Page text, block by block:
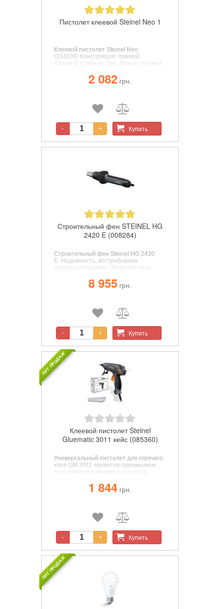
Пистолет клеевой Steinel Neo 1
Клеевой пистолет Steinel Neo
(334109) Конструкция: прямой.
Диаметр стержня 7мм. Длина стержня
Время нагрева 0.25 мин. Макс. рабочая
температура 170°С. Функции:
аккумулятор: встроенный. Напряжение
батареи 3.6 В.
2 082 грн.
- + Купить
Строительный фен STEINEL HG
2420 E (008284)
Строительный фен Steinel HG 2420
E. Надежность, востребована
профессионалами. Потребляемая
вентилятора 2. Макс.
производительность 400л/мин. Мин.
Комплектация: кейс.
8 955 грн.
- + Купить
ХИТ ПРОДАЖ
Клеевой пистолет Steinel
Gluematic 3011 кейс (085360)
Универсальный пистолет для горячего
клея GM 3011 является преемником
популярного клеевого пистолета
клеевые стержни диаметром 11 мм со
скоростью потока 16 г/мин. он
склеиванию можно быстро и легко
реализовать с помощью
пистолета.
1 844 грн.
- + Купить
ХИТ ПРОДАЖ